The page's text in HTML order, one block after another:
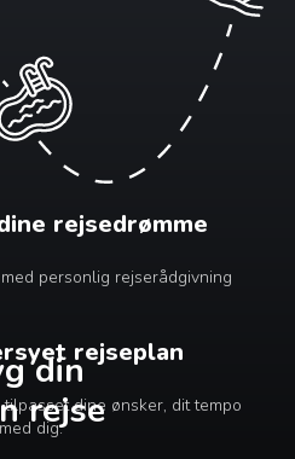
din
rejse
rejsedrømme
personlig rejserådgivning
rejseplan
dine ønsker, dit tempo
dig.